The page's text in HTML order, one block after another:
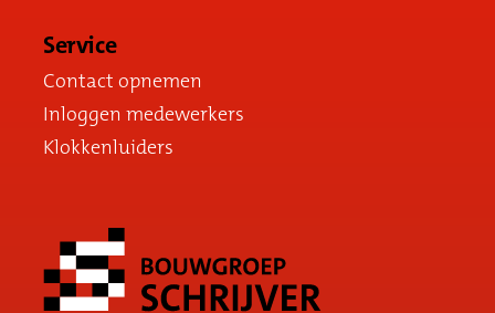
Service
Contact opnemen
Inloggen medewerkers
Klokkenluiders